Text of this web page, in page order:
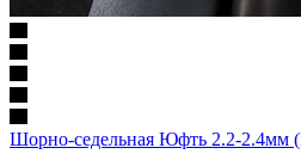
Шорно-седельная Юфть 2.2-2.4мм